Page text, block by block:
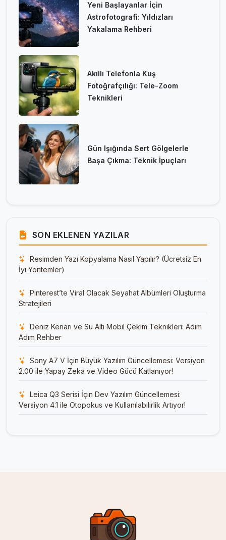
Yeni Başlayanlar İçin
Astrofotografi: Yıldızları
Yakalama Rehberi
Akıllı Telefonla Kuş
Fotoğrafçılığı: Tele-Zoom
Teknikleri
Gün Işığında Sert Gölgelerle
Başa Çıkma: Teknik İpuçları
SON EKLENEN YAZILAR
Resimden Yazı Kopyalama Nasıl Yapılır? (Ücretsiz En
İyi Yöntemler)
Pinterest’te Viral Olacak Seyahat Albümleri Oluşturma
Stratejileri
Deniz Kenarı ve Su Altı Mobil Çekim Teknikleri: Adım
Adım Rehber
Sony A7 V İçin Büyük Yazılım Güncellemesi: Versiyon
2.00 ile Yapay Zeka ve Video Gücü Katlanıyor!
Leica Q3 Serisi İçin Dev Yazılım Güncellemesi:
Versiyon 4.1 ile Otopokus ve Kullanılabilirlik Artıyor!